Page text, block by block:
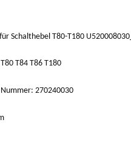
Schalthebel T80-T180
T84 T86 T180
270240030